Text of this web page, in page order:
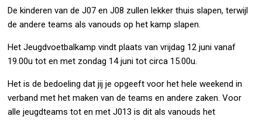
De kinderen van de J07 en J08 zullen lekker thuis slapen, terwijl
de andere teams als vanouds op het kamp slapen.
Het Jeugdvoetbalkamp vindt plaats van vrijdag 12 juni vanaf
19.00u tot en met zondag 14 juni tot circa 15.00u.
Het is de bedoeling dat jij je opgeeft voor het hele weekend in
verband met het maken van de teams en andere zaken. Voor
alle jeugdteams tot en met J013 is dit als vanouds het